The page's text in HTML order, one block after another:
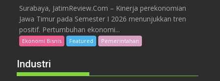
Surabaya, JatimReview.Com – Kinerja perekonomian
Jawa Timur pada Semester I 2026 menunjukkan tren
positif. Pertumbuhan ekonomi...
Ekonomi Bisnis Featured Pemerintahan
Industri